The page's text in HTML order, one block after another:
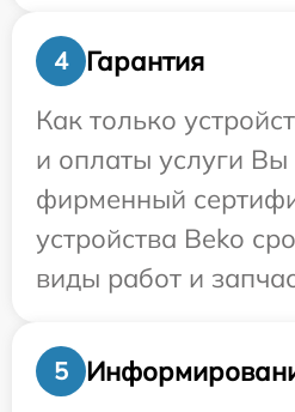
4
Гарантия
Как только
и оплаты услуги Вы
фирменный
устройства Beko
виды работ и
5